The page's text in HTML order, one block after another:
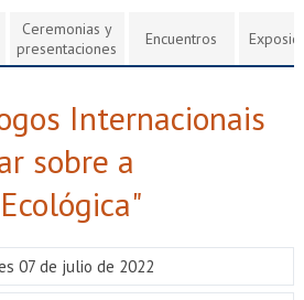
ADMISIÓN
BIBLIOTECAS
EXTENSIÓN
Estudiantes
Ceremonias y
presentaciones
Encuentros
Internacionais
sobre a
07 de julio de 2022